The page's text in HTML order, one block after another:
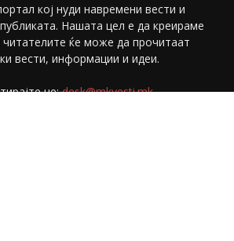
коj нуди навремени вести и
Нашата цел е да креираме
читателите ќе може да прочитаат
вести, информации и идеи.
не:desk@mkvesti.mk